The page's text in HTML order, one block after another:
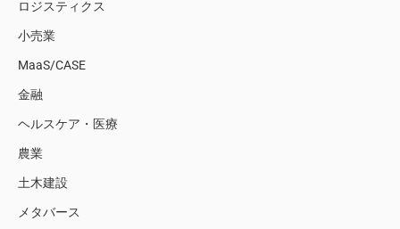
ロジスティクス
小売業
MaaS/CASE
金融
ヘルスケア・医療
農業
土木建設
メタバース